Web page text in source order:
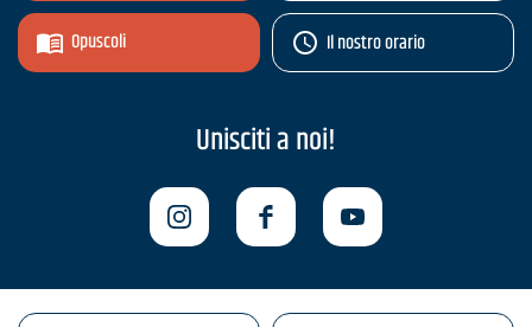
Opuscoli Il nostro orario
Unisciti a noi!